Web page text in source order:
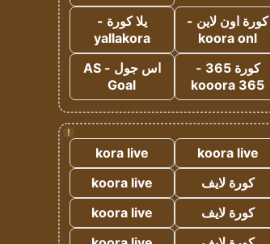
كورة اون لاين -
koora onl
يلا كورة -
yallakora
كورة 365 -
kooora 365
اس جول - AS
Goal
!
koora live
kora live
كورة لايف
koora live
كورة لايف
koora live